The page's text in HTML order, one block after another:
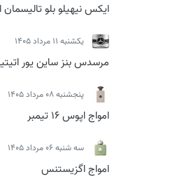
ایکس نیهیلو بلو
يكشنبه 11 مرداد 1405
مرسدس بنز ساین یور
پنجشنبه 08 مرداد 1405
امواج اپوس 16 تیمبر
سه شنبه 06 مرداد 1405
امواج اگزیستنس